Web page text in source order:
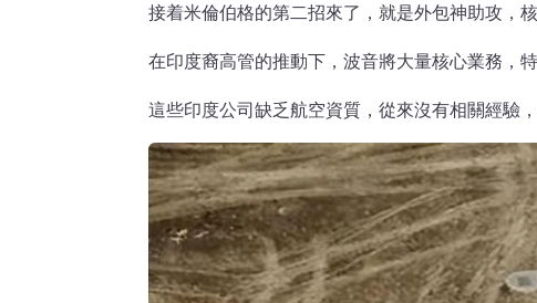
接着米倫伯格的第二招來了，就是外包神助攻，
在印度裔高管的推動下，波音將大量核心業務，
這些印度公司缺乏航空資質，從來沒有相關經驗